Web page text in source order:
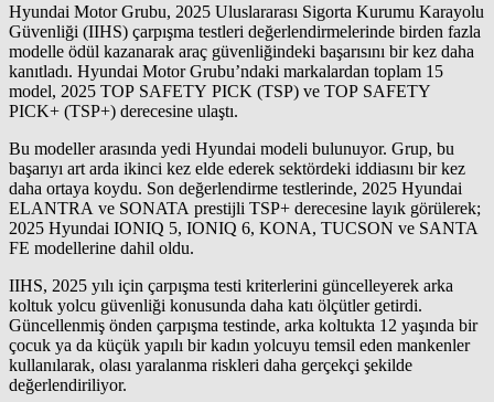
Hyundai Motor Grubu, 2025 Uluslararası Sigorta Kurumu Karayolu
Güvenliği (IIHS) çarpışma testleri değerlendirmelerinde birden fazla
modelle ödül kazanarak araç güvenliğindeki başarısını bir kez daha
kanıtladı. Hyundai Motor Grubu’ndaki markalardan toplam 15
model, 2025 TOP SAFETY PICK (TSP) ve TOP SAFETY
PICK+ (TSP+) derecesine ulaştı.
Bu modeller arasında yedi Hyundai modeli bulunuyor. Grup, bu
başarıyı art arda ikinci kez elde ederek sektördeki iddiasını bir kez
daha ortaya koydu. Son değerlendirme testlerinde, 2025 Hyundai
ELANTRA ve SONATA prestijli TSP+ derecesine layık görülerek;
2025 Hyundai IONIQ 5, IONIQ 6, KONA, TUCSON ve SANTA
FE modellerine dahil oldu.
IIHS, 2025 yılı için çarpışma testi kriterlerini güncelleyerek arka
koltuk yolcu güvenliği konusunda daha katı ölçütler getirdi.
Güncellenmiş önden çarpışma testinde, arka koltukta 12 yaşında bir
çocuk ya da küçük yapılı bir kadın yolcuyu temsil eden mankenler
kullanılarak, olası yaralanma riskleri daha gerçekçi şekilde
değerlendiriliyor.